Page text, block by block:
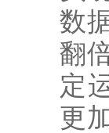
数
翻
定
更